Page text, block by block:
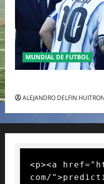
MUNDIAL DE FUTBOL
ALEJANDRO DELFIN HUITRON
<p><a
com/